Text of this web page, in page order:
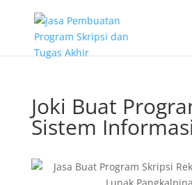
Joki Buat
Sistem